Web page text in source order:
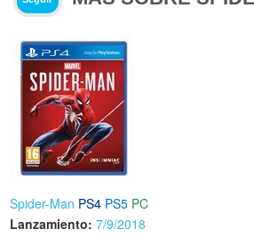
Spider-Man PS4 PS5 PC
Lanzamiento: 7/9/2018